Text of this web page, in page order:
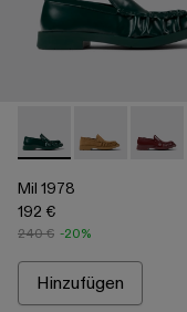
Mil 1978 - A500039-
Mil 1978 -
Mil
Mil 1978
192 €
240 € -20%
Hinzufügen